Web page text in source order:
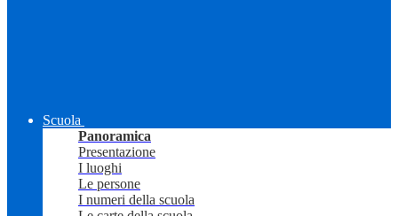
Scuola
Panoramica
Presentazione
I luoghi
Le persone
I numeri della scuola